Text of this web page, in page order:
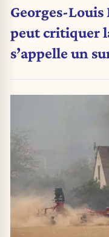
Georges-Louis
peut critiquer
s’appelle un